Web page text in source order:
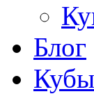
Блог